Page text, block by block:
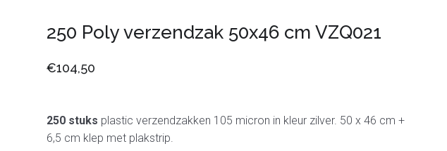
250 Poly verzendzak 50x46 cm VZQ021
€104,50
250 stuks plastic verzendzakken 105 micron in kleur zilver. 50 x 46 cm +
6,5 cm klep met plakstrip.